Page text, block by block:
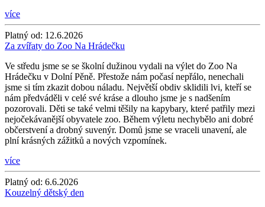
více
Platný od: 12.6.2026
Za zvířaty do Zoo Na Hrádečku
Ve středu jsme se se školní dužinou vydali na výlet do Zoo Na
Hrádečku v Dolní Pěně. Přestože nám počasí nepřálo, nenechali
jsme si tím zkazit dobou náladu. Největší obdiv sklidili lvi, kteří se
nám předváděli v celé své kráse a dlouho jsme je s nadšením
pozorovali. Děti se také velmi těšily na kapybary, které patřily mezi
nejočekávanější obyvatele zoo. Během výletu nechybělo ani dobré
občerstvení a drobný suvenýr. Domů jsme se vraceli unavení, ale
plní krásných zážitků a nových vzpomínek.
více
Platný od: 6.6.2026
Kouzelný dětský den